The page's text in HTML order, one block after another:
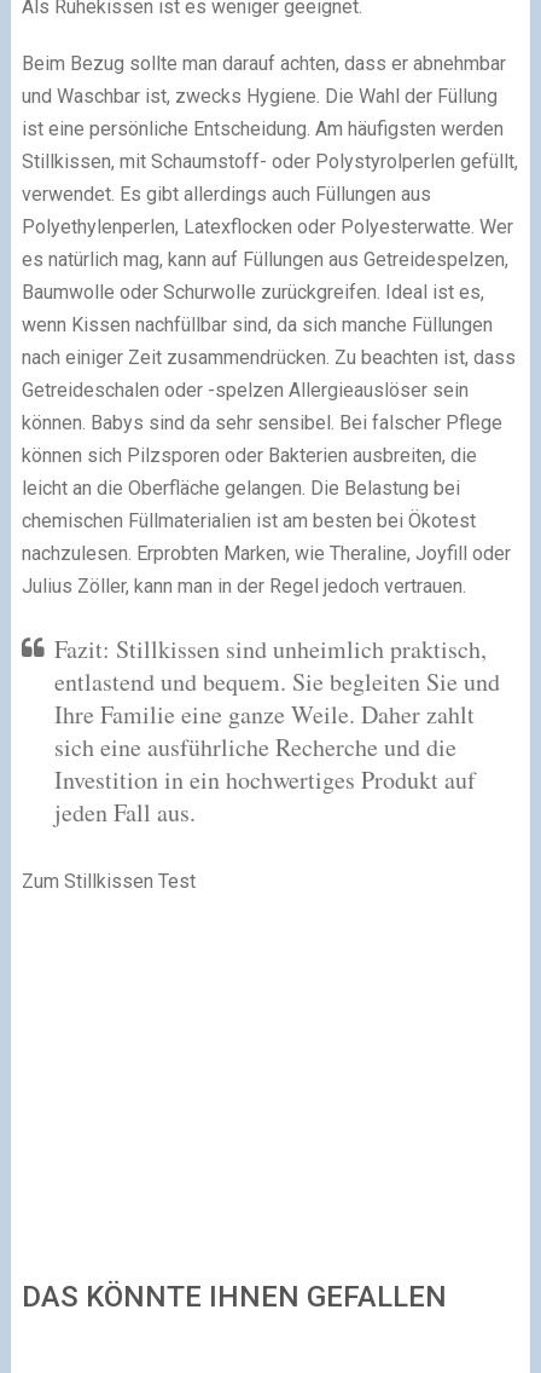
Als Ruhekissen ist es weniger geeignet.
Beim Bezug sollte man darauf achten, dass er abnehmbar
und Waschbar ist, zwecks Hygiene. Die Wahl der Füllung
ist eine persönliche Entscheidung. Am häufigsten werden
Stillkissen, mit Schaumstoff- oder Polystyrolperlen gefüllt,
verwendet. Es gibt allerdings auch Füllungen aus
Polyethylenperlen, Latexflocken oder Polyesterwatte. Wer
es natürlich mag, kann auf Füllungen aus Getreidespelzen,
Baumwolle oder Schurwolle zurückgreifen. Ideal ist es,
wenn Kissen nachfüllbar sind, da sich manche Füllungen
nach einiger Zeit zusammendrücken. Zu beachten ist, dass
Getreideschalen oder -spelzen Allergieauslöser sein
können. Babys sind da sehr sensibel. Bei falscher Pflege
können sich Pilzsporen oder Bakterien ausbreiten, die
leicht an die Oberfläche gelangen. Die Belastung bei
chemischen Füllmaterialien ist am besten bei Ökotest
nachzulesen. Erprobten Marken, wie Theraline, Joyfill oder
Julius Zöller, kann man in der Regel jedoch vertrauen.
Fazit: Stillkissen sind unheimlich praktisch,
entlastend und bequem. Sie begleiten Sie und
Ihre Familie eine ganze Weile. Daher zahlt
sich eine ausführliche Recherche und die
Investition in ein hochwertiges Produkt auf
jeden Fall aus.
Zum Stillkissen Test
DAS KÖNNTE IHNEN GEFALLEN